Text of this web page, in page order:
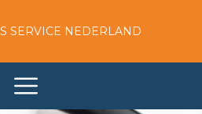
SERVICE NEDERLAND